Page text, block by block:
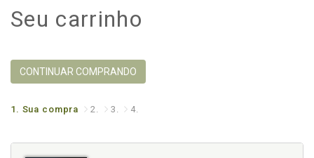
Seu carrinho
CONTINUAR COMPRANDO
1. Sua compra 2. 3. 4.